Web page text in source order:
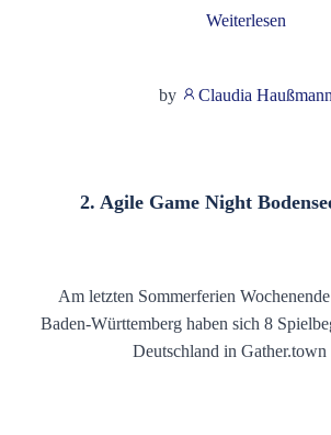
Weiterlesen
by Claudia Haußmann
2. Agile Game Night
Am letzten Sommerferien
Baden-Württemberg haben sich 8
Deutschland in